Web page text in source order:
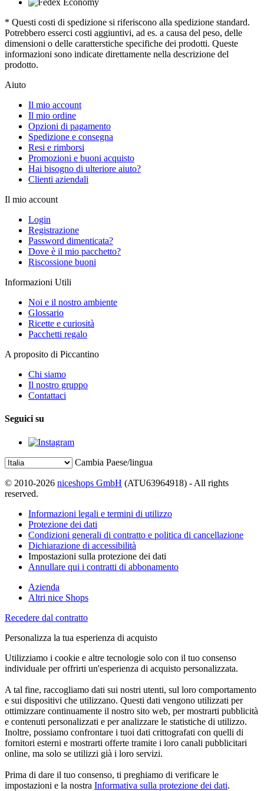
* Questi costi di spedizione si riferiscono alla spedizione standard.
Potrebbero esserci costi aggiuntivi, ad es. a causa del peso, delle
dimensioni o delle caratterstiche specifiche dei prodotti. Queste
informazioni sono indicate direttamente nella descrizione del
prodotto.
Aiuto
Il mio account
Il mio ordine
Opzioni di pagamento
Spedizione e consegna
Resi e rimborsi
Promozioni e buoni acquisto
Hai bisogno di ulteriore aiuto?
Clienti aziendali
Il mio account
Login
Registrazione
Password dimenticata?
Dove è il mio pacchetto?
Riscossione buoni
Informazioni Utili
Noi e il nostro ambiente
Glossario
Ricette e curiosità
Pacchetti regalo
A proposito di Piccantino
Chi siamo
Il nostro gruppo
Contattaci
Seguici su
Cambia Paese/lingua
© 2010-2026 niceshops GmbH (ATU63964918) - All rights
reserved.
Informazioni legali e termini di utilizzo
Protezione dei dati
Condizioni generali di contratto e politica di cancellazione
Dichiarazione di accessibilità
Impostazioni sulla protezione dei dati
Annullare qui i contratti di abbonamento
Azienda
Altri nice Shops
Recedere dal contratto
Personalizza la tua esperienza di acquisto
Utilizziamo i cookie e altre tecnologie solo con il tuo consenso
individuale per offrirti un'esperienza di acquisto personalizzata.
A tal fine, raccogliamo dati sui nostri utenti, sul loro comportamento
e sui dispositivi che utilizzano. Questi dati vengono utilizzati per
ottimizzare continuamente il nostro sito web, per mostrarti pubblicità
e contenuti personalizzati e per analizzare le statistiche di utilizzo.
Inoltre, possiamo confrontare i tuoi dati crittografati con quelli di
fornitori esterni e mostrarti offerte tramite i loro canali pubblicitari
online, ma solo se utilizzi già i loro servizi.
Prima di dare il tuo consenso, ti preghiamo di verificare le
impostazioni e la nostra Informativa sulla protezione dei dati.